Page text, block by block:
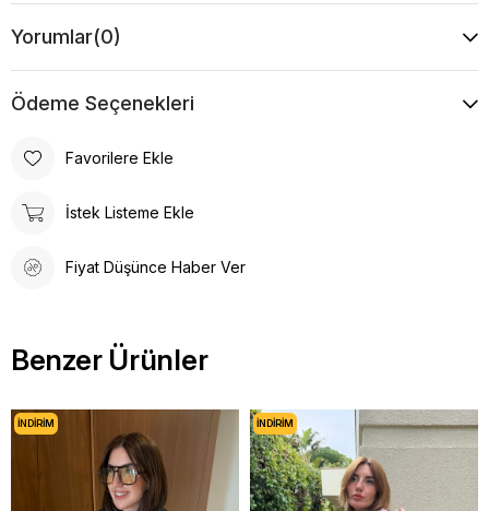
Yorumlar(0)
Ödeme Seçenekleri
Favorilere Ekle
İstek Listeme Ekle
Fiyat Düşünce Haber Ver
Benzer Ürünler
İNDIRIM İNDIRIM